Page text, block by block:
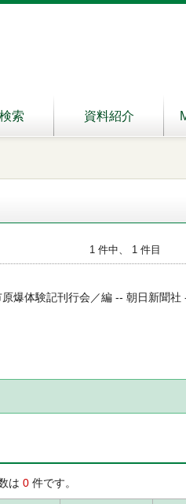
索 資料紹介
1 件中、 1 件目
爆体験記刊行会／編 -- 朝日新聞
は 0 件です。